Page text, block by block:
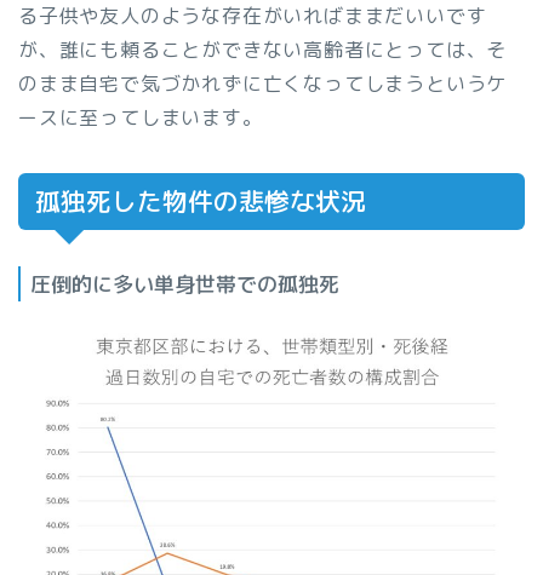
る子供や友人のような存在がいればままだいいです
が、誰にも頼ることができない高齢者にとっては、そ
のまま自宅で気づかれずに亡くなってしまうというケ
ースに至ってしまいます。
孤独死した物件の悲惨な状況
圧倒的に多い単身世帯での孤独死